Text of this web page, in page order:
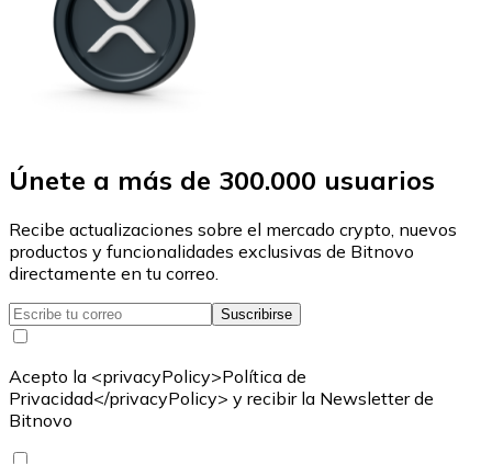
Únete a más de 300.000 usuarios
Recibe actualizaciones sobre el mercado crypto, nuevos
productos y funcionalidades exclusivas de Bitnovo
directamente en tu correo.
Suscribirse
Acepto la <privacyPolicy>Política de
Privacidad</privacyPolicy> y recibir la Newsletter de
Bitnovo